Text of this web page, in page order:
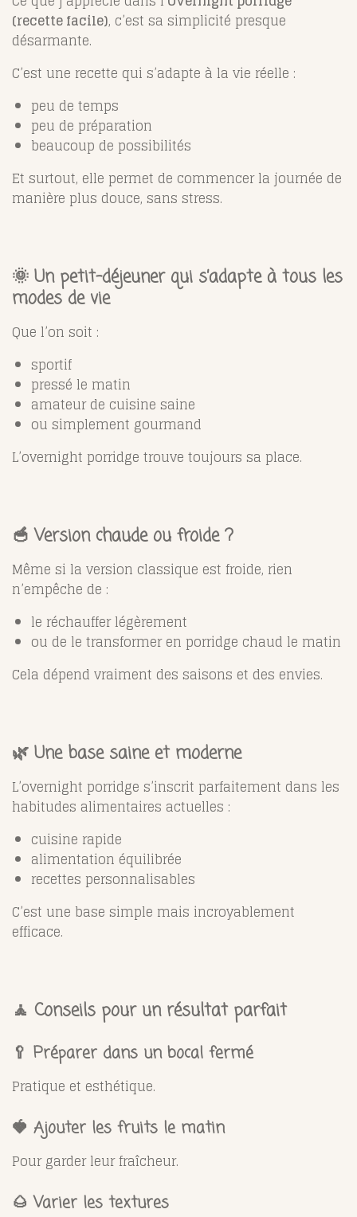
(recette facile), c’est sa simplicité presque
désarmante.
C’est une recette qui s’adapte à la vie réelle :
peu de temps
peu de préparation
beaucoup de possibilités
Et surtout, elle permet de commencer la journée de
manière plus douce, sans stress.
🌞 Un petit-déjeuner qui s’adapte à tous les
modes de vie
Que l’on soit :
sportif
pressé le matin
amateur de cuisine saine
ou simplement gourmand
L’overnight porridge trouve toujours sa place.
🥣 Version chaude ou froide ?
Même si la version classique est froide, rien
n’empêche de :
le réchauffer légèrement
ou de le transformer en porridge chaud le matin
Cela dépend vraiment des saisons et des envies.
🌿 Une base saine et moderne
L’overnight porridge s’inscrit parfaitement dans les
habitudes alimentaires actuelles :
cuisine rapide
alimentation équilibrée
recettes personnalisables
C’est une base simple mais incroyablement
efficace.
🧘 Conseils pour un résultat parfait
🥄 Préparer dans un bocal fermé
Pratique et esthétique.
🍓 Ajouter les fruits le matin
Pour garder leur fraîcheur.
🌰 Varier les textures